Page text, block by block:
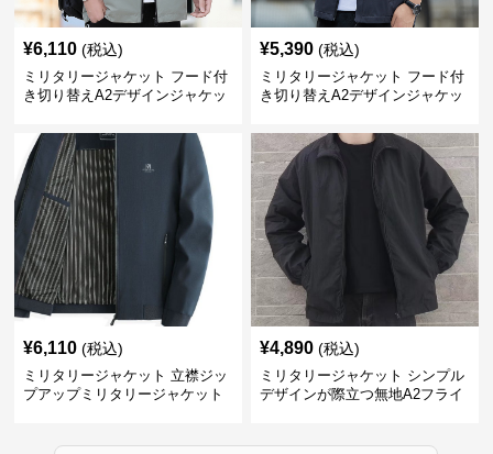
¥6,110 (税込)
ミリタリージャケット フード付
き切り替えA2デザインジャケッ
¥5,390 (税込)
ミリタリージャケット フード付
き切り替えA2デザインジャケッ
¥6,110 (税込)
ミリタリージャケット 立襟ジッ
プアップミリタリージャケット
¥4,890 (税込)
ミリタリージャケット シンプル
デザインが際立つ無地A2フライ